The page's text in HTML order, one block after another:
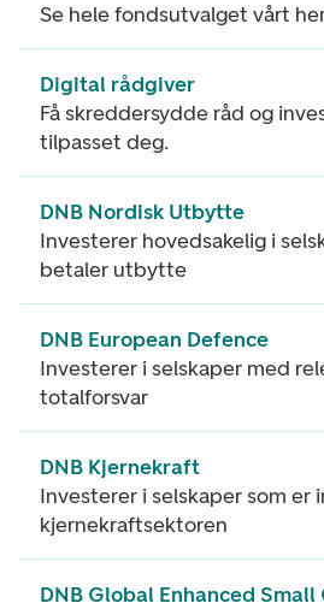
Se hele fondsutvalget vårt
Digital rådgiver
Få skreddersydde råd og
tilpasset deg.
DNB Nordisk Utbytte
Investerer hovedsakelig i
betaler utbytte
DNB European Defence
Investerer i selskaper med
totalforsvar
DNB Kjernekraft
Investerer i selskaper som er
kjernekraftsektoren
DNB Global Enhanced Small